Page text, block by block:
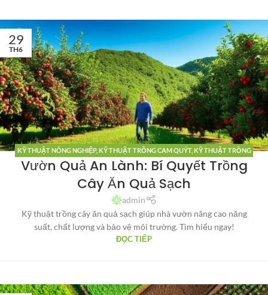
29
TH6
KỸ THUẬT NÔNG NGHIỆP, KỸ THUẬT TRỒNG CAM QUÝT, KỸ THUẬT TRỒNG
CHANH DÂY,KỸ THUẬT TRỒNG DƯA LƯỚI,KỸ THUẬT TRỒNG NHO,KỸ
THUẬT TRỒNG SẦU RIÊNG
KỸ THUẬT TRỒNG THANH LONG
Vườn Quả An Lành: Bí Quyết Trồng
Cây Ăn Quả Sạch
admin
Kỹ thuật trồng cây ăn quả sạch giúp nhà vườn nâng cao năng
suất, chất lượng và bảo vệ môi trường. Tìm hiểu ngay!
ĐỌC TIẾP